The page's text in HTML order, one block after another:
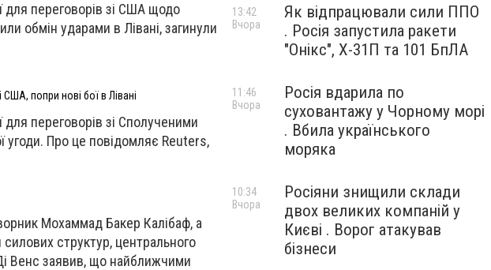
для переговорів зі США щодо
обмін ударами в Лівані, загинули
попри нові бої в Лівані
переговорів зі Сполученими
угоди. Про це повідомляє Reuters,
Мохаммад Бакер Калібаф, а
структур, центрального
Венс заявив, що найближчими
Як відпрацювали сили ППО
. Росія запустила ракети
"Онікс", Х-31П та 101 БпЛА
13:42
Вчора
Росія вдарила по
суховантажу у Чорному морі
. Вбила українського
моряка
11:46
Вчора
Росіяни знищили склади
двох великих компаній у
Києві . Ворог атакував
бізнеси
10:34
Вчора